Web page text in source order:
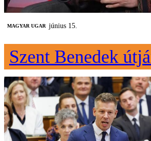
MAGYAR UGAR június 15.
Szent Benedek